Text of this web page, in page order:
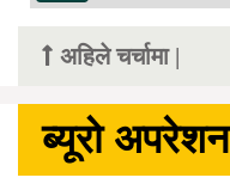
अहिले चर्चामा |
ब्यूरो अपरेशन